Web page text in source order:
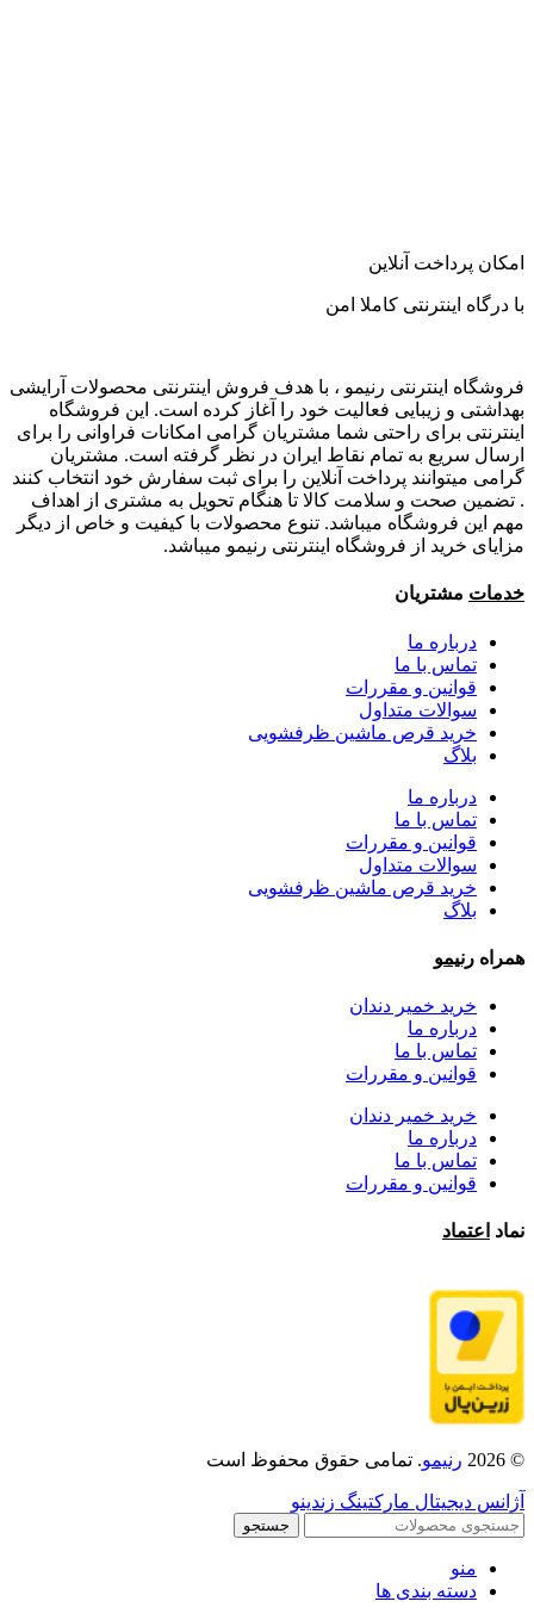
امکان پرداخت آنلاین
با درگاه اینترنتی کاملا امن
فروشگاه اینترنتی رنیمو ، با هدف فروش اینترنتی محصولات آرایشی
بهداشتی و زیبایی فعالیت خود را آغاز کرده است. این فروشگاه
اینترنتی برای راحتی شما مشتریان گرامی امکانات فراوانی را برای
ارسال سریع به تمام نقاط ایران در نظر گرفته است. مشتریان
گرامی میتوانند پرداخت آنلاین را برای ثبت سفارش خود انتخاب کنند
. تضمین صحت و سلامت کالا تا هنگام تحویل به مشتری از اهداف
مهم این فروشگاه میباشد. تنوع محصولات با کیفیت و خاص از دیگر
مزایای خرید از فروشگاه اینترنتی رنیمو میباشد.
خدمات مشتریان
درباره ما
تماس با ما
قوانین و مقررات
سوالات متداول
خرید قرص ماشین ظرفشویی
بلاگ
درباره ما
تماس با ما
قوانین و مقررات
سوالات متداول
خرید قرص ماشین ظرفشویی
بلاگ
همراه رنیمو
خرید خمیر دندان
درباره ما
تماس با ما
قوانین و مقررات
خرید خمیر دندان
درباره ما
تماس با ما
قوانین و مقررات
نماد اعتماد
© 2026 رنیمو. تمامی حقوق محفوظ است
آژانس دیجیتال مارکتینگ زندینو
جستجو
منو
دسته بندی ها